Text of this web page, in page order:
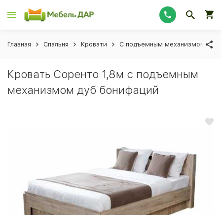
Главная Спальня Кровати С подъемным механизмом
Кровать Соренто 1,8м с подъемным
механизмом дуб бонифаций